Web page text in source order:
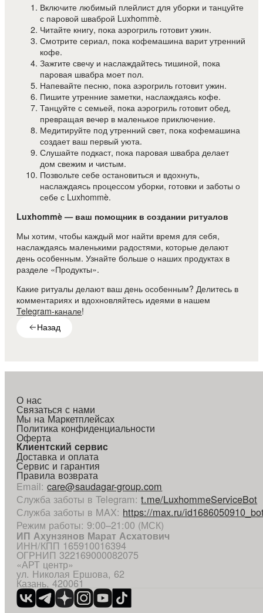
Включите любимый плейлист для уборки и танцуйте
с паровой шваброй Luxhommè.
Читайте книгу, пока аэрогриль готовит ужин.
Смотрите сериал, пока кофемашина варит утренний
кофе.
Зажгите свечу и наслаждайтесь тишиной, пока
паровая швабра моет пол.
Напевайте песню, пока аэрогриль готовит ужин.
Пишите утренние заметки, наслаждаясь кофе.
Танцуйте с семьей, пока аэрогриль готовит обед,
превращая вечер в маленькое приключение.
Медитируйте под утренний свет, пока кофемашина
создает ваш первый уюта.
Слушайте подкаст, пока паровая швабра делает
дом свежим и чистым.
Позвольте себе остановиться и вдохнуть,
наслаждаясь процессом уборки, готовки и заботы о
себе с Luxhommè.
Luxhommè — ваш помощник в создании ритуалов
Мы хотим, чтобы каждый мог найти время для себя,
наслаждаясь маленькими радостями, которые делают
день особенным. Узнайте больше о наших продуктах в
разделе «Продукты».
Какие ритуалы делают ваш день особенным? Делитесь в
комментариях и вдохновляйтесь идеями в нашем
Telegram-канале!
Назад
О нас
Связаться с нами
Мы на Маркетплейсах
Политика конфиденциальности
Оферта
Клиентский сервис
Доставка и оплата
Сервис и гарантия
Правила возврата
Email:care@saudagar-group.com
Служба заботы в Telegram:t.me/LuxhommeServiceBot
Служба заботы в MAX: https://max.ru/
Режим работы: 9:00–21:00 (МСК)
ИП Ахунзянов Марат Асхатович
ИНН/КПП 165910016394
ОГРНИП 322169000082075
«АРТ центр»
ул. Николая Ершова, 62
Казань, 420061